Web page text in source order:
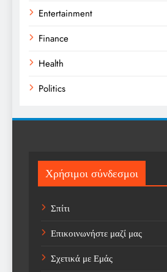
Entertainment
Finance
Health
Politics
Sport
Sports
Technology
Trending
Weather
Χρήσιμοι σύνδεσμοι
Σπίτι
Επικοινωνήστε μαζί μας
Σχετικά με Εμάς